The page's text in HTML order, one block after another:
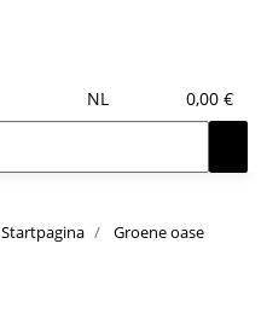
NL
0,00 €
Startpagina
Groene oase